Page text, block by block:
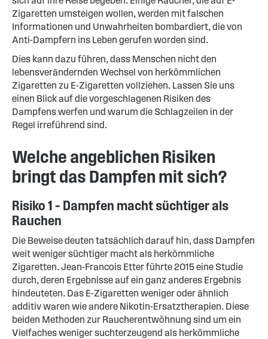
Zigaretten umsteigen wollen, werden mit falschen
Informationen und Unwahrheiten bombardiert, die von
Anti-Dampfern ins Leben gerufen worden sind.
Dies kann dazu führen, dass Menschen nicht den
lebensverändernden Wechsel von herkömmlichen
Zigaretten zu E-Zigaretten vollziehen. Lassen Sie uns
einen Blick auf die vorgeschlagenen Risiken des
Dampfens werfen und warum die Schlagzeilen in der
Regel irreführend sind.
Welche angeblichen Risiken
bringt das Dampfen mit sich?
Risiko 1 – Dampfen macht süchtiger als
Rauchen
Die Beweise deuten tatsächlich darauf hin, dass Dampfen
weit weniger süchtiger macht als herkömmliche
Zigaretten. Jean-Francois Etter führte 2015 eine Studie
durch, deren Ergebnisse auf ein ganz anderes Ergebnis
hindeuteten. Das E-Zigaretten weniger oder ähnlich
additiv waren wie andere Nikotin-Ersatztherapien. Diese
beiden Methoden zur Raucherentwöhnung sind um ein
Vielfaches weniger suchterzeugend als herkömmliche